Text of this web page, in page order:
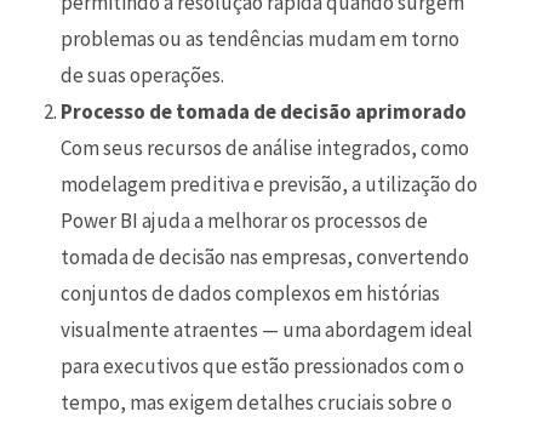
problemas ou as tendências mudam em torno
de suas operações.
Processo de tomada de decisão aprimorado
Com seus recursos de análise integrados, como
modelagem preditiva e previsão, a utilização do
Power BI ajuda a melhorar os processos de
tomada de decisão nas empresas, convertendo
conjuntos de dados complexos em histórias
visualmente atraentes — uma abordagem ideal
para executivos que estão pressionados com o
tempo, mas exigem detalhes cruciais sobre o